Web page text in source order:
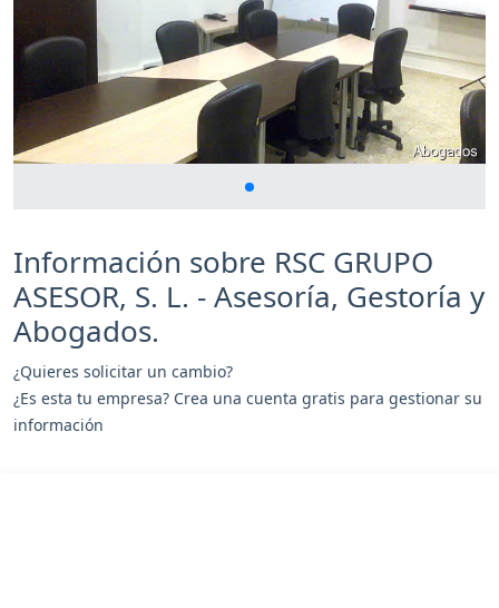
Información sobre RSC GRUPO
ASESOR, S. L. - Asesoría, Gestoría y
Abogados.
¿Quieres solicitar un cambio?
¿Es esta tu empresa? Crea una cuenta gratis para gestionar su
información